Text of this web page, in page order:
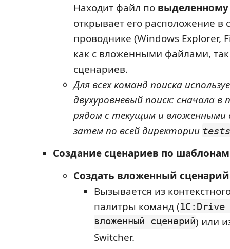
Находит файл по выделенному
открывает его расположение в
проводнике (Windows Explorer,
как с вложенными файлами,
сценариев.
Для всех команд поиска
двухуровневый поиск: сначала в
рядом с текущим и вложенными
затем по всей директории tests
Создание сценариев по
Создать вложенный
Вызывается из
палитры команд (1C:Drive
вложенный сценарий) или
Switcher.